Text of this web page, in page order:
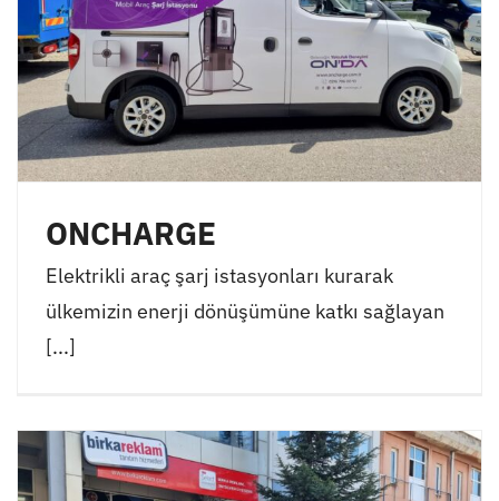
ONCHARGE
Elektrikli araç şarj istasyonları kurarak
ülkemizin enerji dönüşümüne katkı sağlayan
[...]